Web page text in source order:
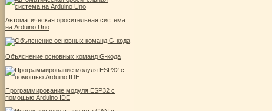
Автоматическая оросительная система
на Arduino Uno
Объяснение основных команд G-кода
Программирование модуля ESP32 с
помощью Arduino IDE